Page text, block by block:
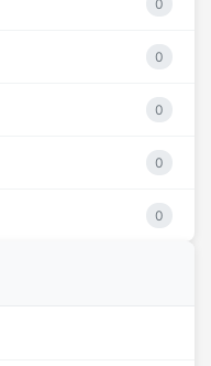
0
0
0
0
0